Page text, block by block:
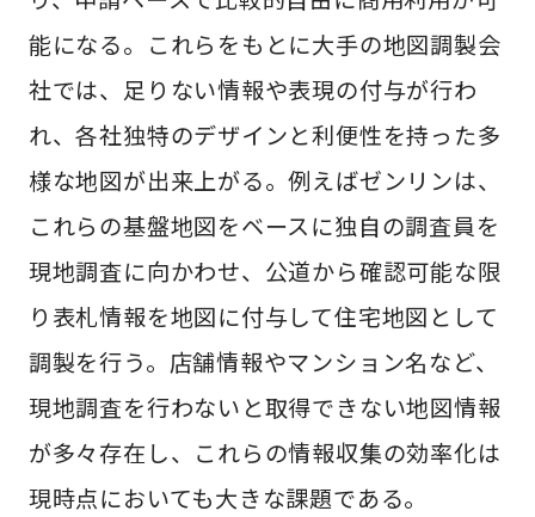
能になる。これらをもとに大手の地図調製会
社では、足りない情報や表現の付与が行わ
れ、各社独特のデザインと利便性を持った多
様な地図が出来上がる。例えばゼンリンは、
これらの基盤地図をベースに独自の調査員を
現地調査に向かわせ、公道から確認可能な限
り表札情報を地図に付与して住宅地図として
調製を行う。店舗情報やマンション名など、
現地調査を行わないと取得できない地図情報
が多々存在し、これらの情報収集の効率化は
現時点においても大きな課題である。